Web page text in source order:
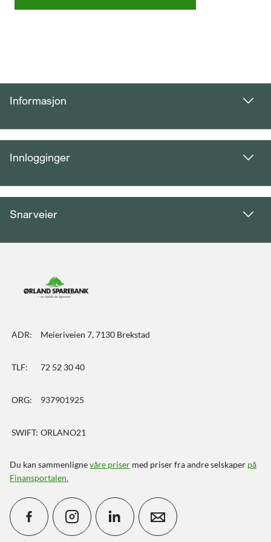
Informasjon
Innlogginger
Snarveier
ADR: Meieriveien 7, 7130 Brekstad
TLF: 72 52 30 40
ORG: 937901925
SWIFT: ORLANO21
Du kan sammenlignevåre priser med priser fra andre selskaper på
Finansportalen.